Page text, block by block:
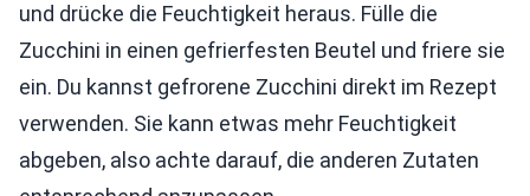
und drücke die Feuchtigkeit heraus. Fülle die
Zucchini in einen gefrierfesten Beutel und friere sie
ein. Du kannst gefrorene Zucchini direkt im Rezept
verwenden. Sie kann etwas mehr Feuchtigkeit
abgeben, also achte darauf, die anderen Zutaten